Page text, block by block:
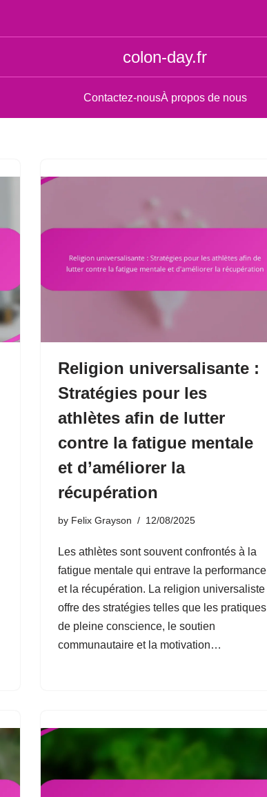
colon-day.fr
Contactez-nousÀ propos de nous
Religion universalisante :
Stratégies pour les
athlètes afin de lutter
contre la fatigue mentale
et d’améliorer la
récupération
by Felix Grayson 12/08/2025
Les athlètes sont souvent confrontés à la
fatigue mentale qui entrave la performance
et la récupération. La religion universaliste
offre des stratégies telles que les pratiques
de pleine conscience, le soutien
communautaire et la motivation…